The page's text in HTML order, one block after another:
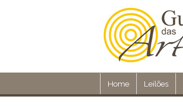
Home Leilões